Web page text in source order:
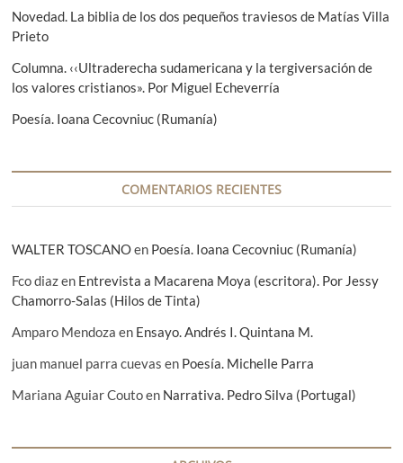
n
t
r
a
a
s
Novedad. La biblia de los dos pequeños traviesos de Matías Villa
Prieto
Columna. ‹‹Ultraderecha sudamericana y la tergiversación de
los valores cristianos». Por Miguel Echeverría
Poesía. Ioana Cecovniuc (Rumanía)
COMENTARIOS RECIENTES
WALTER TOSCANOen Poesía. Ioana Cecovniuc (Rumanía)
Fco diazen Entrevista a Macarena Moya (escritora). Por Jessy
Chamorro-Salas (Hilos de Tinta)
Amparo Mendoza en Ensayo. Andrés I. Quintana M.
juan manuel parra cuevas en Poesía. Michelle Parra
Mariana Aguiar Coutoen Narrativa. Pedro Silva (Portugal)